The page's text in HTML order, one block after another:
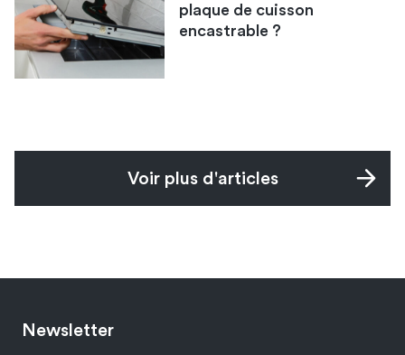
plaque de cuisson
encastrable​ ?
Voir plus d'articles
Newsletter